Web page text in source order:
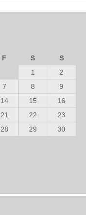
F S
S
1
2
7 8
9
14 15
16
21 22
23
28 29
30